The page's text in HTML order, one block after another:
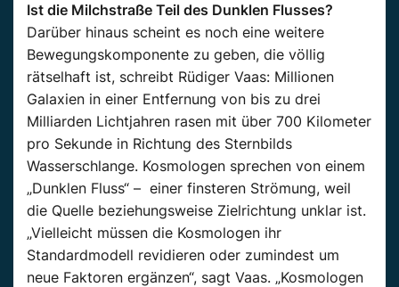
Ist die Milchstraße Teil des Dunklen Flusses?
Darüber hinaus scheint es noch eine weitere
Bewegungskomponente zu geben, die völlig
rätselhaft ist, schreibt Rüdiger Vaas: Millionen
Galaxien in einer Entfernung von bis zu drei
Milliarden Lichtjahren rasen mit über 700 Kilometer
pro Sekunde in Richtung des Sternbilds
Wasserschlange. Kosmologen sprechen von einem
„Dunklen Fluss“ – einer finsteren Strömung, weil
die Quelle beziehungsweise Zielrichtung unklar ist.
„Vielleicht müssen die Kosmologen ihr
Standardmodell revidieren oder zumindest um
neue Faktoren ergänzen“, sagt Vaas. „Kosmologen